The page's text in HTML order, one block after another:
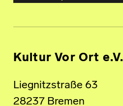
Kultur Vor Ort e.V.
Liegnitzstraße 63
28237 Bremen